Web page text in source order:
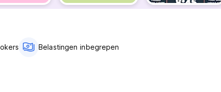
08.30 uur tot 19.30 uur.
dagen.
Belastingen inbegrepen